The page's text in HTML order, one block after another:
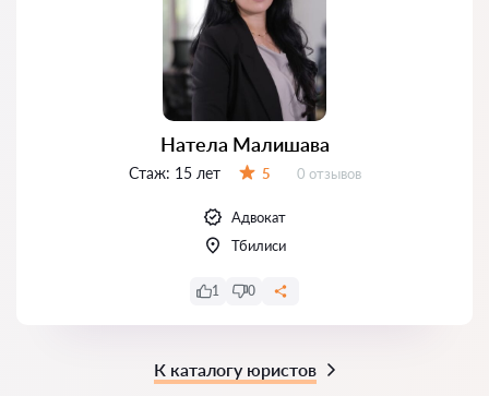
Натела Малишава
Стаж: 15 лет 5 Отзывов:
0 отзывов
Адвокат
Тбилиси
1 0
К каталогу юристов